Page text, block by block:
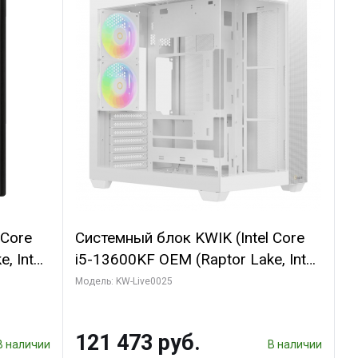
Intel
наличии
Системный блок KWIK (Intel Core
i5-13600KF OEM (Raptor Lake, Intel
7, C14 8EC/6PC/ 32 ГБ ОЗУ (2
3xDP / 960 ГБ SSD)
Модель: KW-Live0025
121 473 руб. В наличии